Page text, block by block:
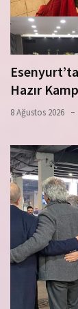
Hazır
8 Ağustos 2026